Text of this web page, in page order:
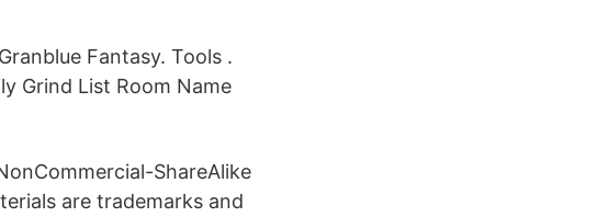
Fantasy. Tools .
Grind List Room Name
ShareAlike
are trademarks and